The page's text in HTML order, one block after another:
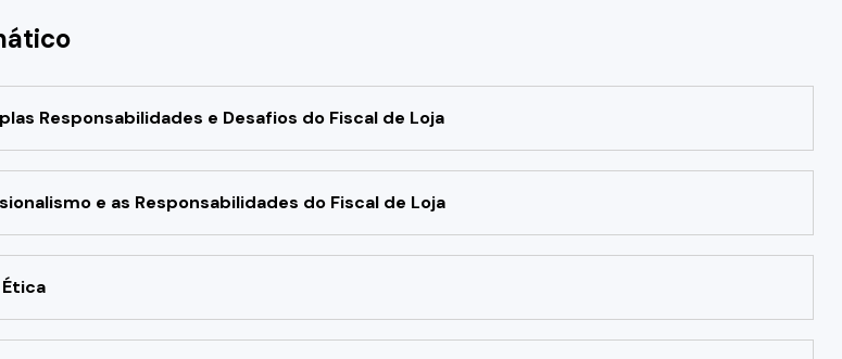
Responsabilidades e Desafios do Fiscal de Loja
e as Responsabilidades do Fiscal de Loja